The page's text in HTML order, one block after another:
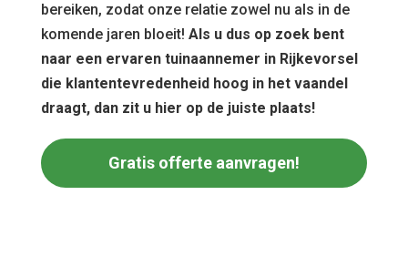
bereiken, zodat onze relatie zowel nu als in de
komende jaren bloeit! Als u dus op zoek bent
naar een ervaren tuinaannemer in Rijkevorsel
die klantentevredenheid hoog in het vaandel
draagt, dan zit u hier op de juiste plaats!
Gratis offerte aanvragen!